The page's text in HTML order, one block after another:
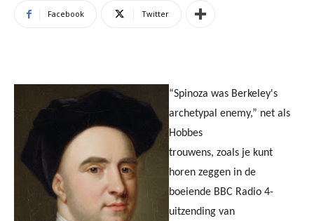
Facebook Twitter
“Spinoza was Berkeley's
archetypal enemy,” net als
Hobbes
trouwens, zoals je kunt
horen zeggen in de
boeiende BBC Radio 4-
uitzending van